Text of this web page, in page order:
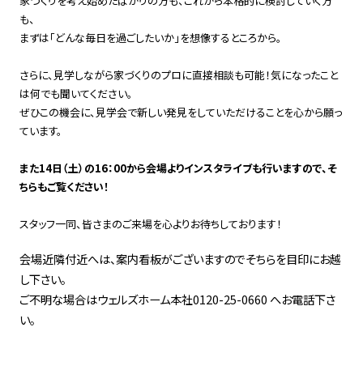
も、
まずは「どんな毎日を過ごしたいか」を想像するところから。
さらに、見学しながら家づくりのプロに直接相談も可能！気になったこと
は何でも聞いてください。
ぜひこの機会に、見学会で新しい発見をしていただけることを心から願っ
ています。
また14日（土）の16：00から会場よりインスタライブも行いますので、そ
ちらもご覧ください！
スタッフ一同、皆さまのご来場を心よりお待ちしております！
会場近隣付近へは、案内看板がございますのでそちらを目印にお越
し下さい。
ご不明な場合はウェルズホーム本社0120-25-0660 へお電話下さ
い。